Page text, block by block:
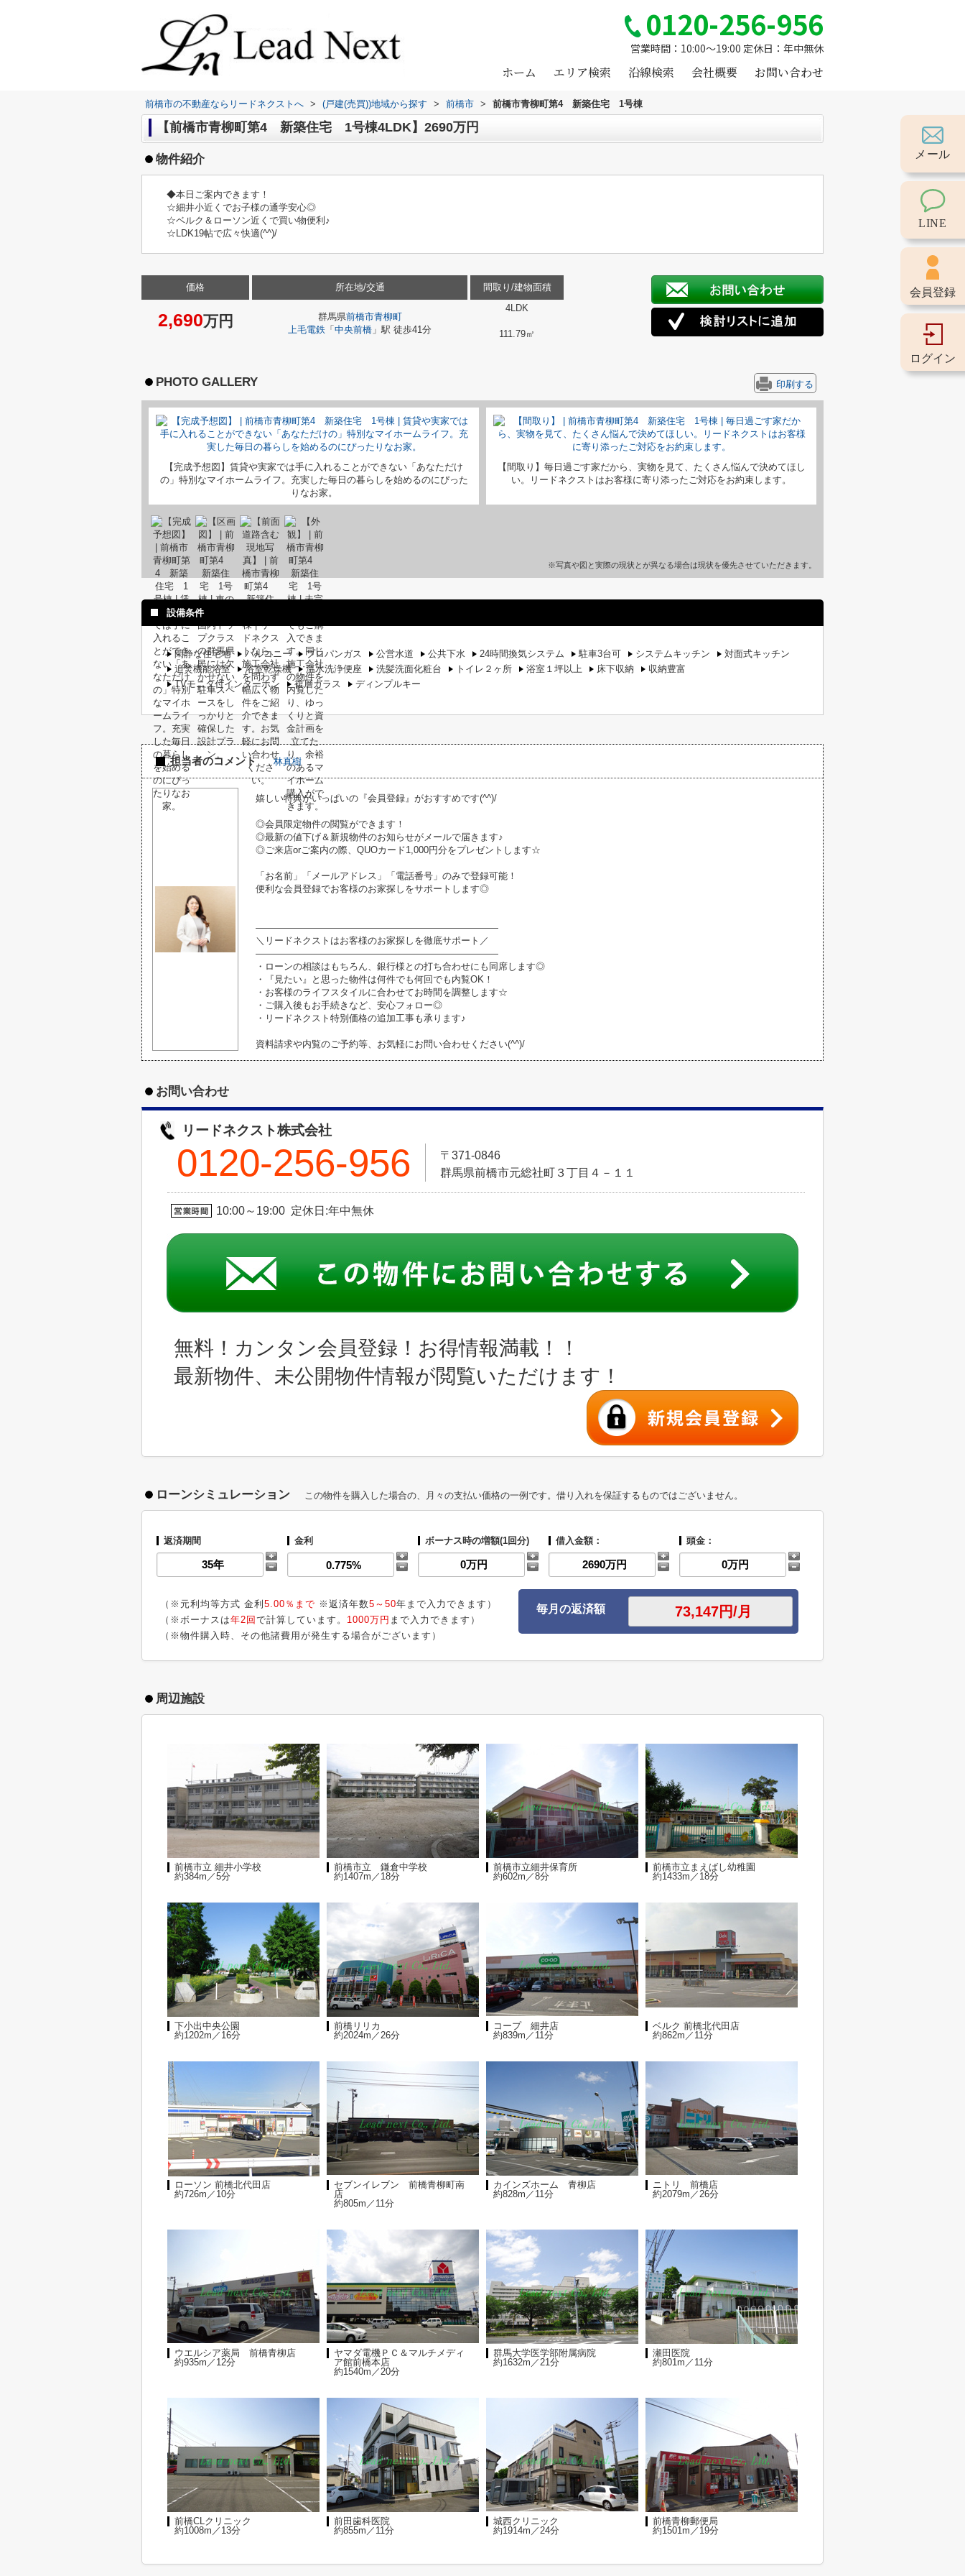
0120-256-956
営業時間：10:00～19:00 定休日：年中無休
ホーム エリア検索 沿線検索 会社概要 お問い合わせ
前橋市の不動産ならリードネクストへ > (戸建(売買))地域から探す > 前橋市 > 前橋市青柳町第4 新築住宅 1号棟
【前橋市青柳町第4 新築住宅 1号棟4LDK】2690万円
物件紹介
◆本日ご案内できます！
☆細井小近くでお子様の通学安心◎
☆ベルク＆ローソン近くで買い物便利♪
☆LDK19帖で広々快適(^^)/
価格
2,690万円
所在地/交通
群馬県前橋市青柳町
上毛電鉄 「 中央前橋 」駅 徒歩41分
間取り/建物面積
4LDK
111.79㎡
PHOTO GALLERY 印刷する
【完成予想図】賃貸や実家では手に入れることができない「あなただけ
の」特別なマイホームライフ。充実した毎日の暮らしを始めるのにぴった
りなお家。
【間取り】毎日過ごす家だから、実物を見て、たくさん悩んで決めてほし
い。リードネクストはお客様に寄り添ったご対応をお約束します。
※写真や図と実際の現状とが異なる場合は現状を優先させていただきます。
設備条件
閑静な住宅地 バルコニー プロパンガス 公営水道 公共下水 24時間換気システム 駐車3台可 システムキッチン
対面式キッチン
追焚機能浴室
浴室乾燥機 温水洗浄便座 洗髪洗面化粧台 トイレ２ヶ所 浴室１坪以上 床下収納
収納豊富
TVモニタ付インターホン
複層ガラス ディンプルキー
担当者のコメント 林真樹
嬉しい特典がいっぱいの『会員登録』がおすすめです(^^)/
◎会員限定物件の閲覧ができます！
◎最新の値下げ＆新規物件のお知らせがメールで届きます♪
◎ご来店orご案内の際、QUOカード1,000円分をプレゼントします☆
「お名前」「メールアドレス」「電話番号」のみで登録可能！
便利な会員登録でお客様のお家探しをサポートします◎
――――――――――――――――――――――――――
＼リードネクストはお客様のお家探しを徹底サポート／
――――――――――――――――――――――――――
・ローンの相談はもちろん、銀行様との打ち合わせにも同席します◎
・『見たい』と思った物件は何件でも何回でも内覧OK！
・お客様のライフスタイルに合わせてお時間を調整します☆
・ご購入後もお手続きなど、安心フォロー◎
・リードネクスト特別価格の追加工事も承ります♪
資料請求や内覧のご予約等、お気軽にお問い合わせください(^^)/
お問い合わせ
リードネクスト株式会社
0120-256-956
〒371-0846
群馬県前橋市元総社町３丁目４－１１
10:00～19:00 定休日:年中無休
無料！カンタン会員登録！お得情報満載！！
最新物件、未公開物件情報が閲覧いただけます！
ローンシミュレーション この物件を購入した場合の、月々の支払い価格の一例です。借り入れを保証するものではございません。
返済期間 金利 ボーナス時の増額(1回分) 借入金額： 頭金：
（※元利均等方式 金利 5.00％まで ※返済年数5～50年まで入力できます）
（※ボーナスは年2回 で計算しています。 1000万円 まで入力できます）
（※物件購入時、その他諸費用が発生する場合がございます）
毎月の返済額
周辺施設
前橋市立 細井小学校
約384m／5分
前橋市立 鎌倉中学校
約1407m／18分
前橋市立細井保育所
約602m／8分
前橋市立まえばし幼稚園
約1433m／18分
下小出中央公園
約1202m／16分
前橋リリカ
約2024m／26分
コープ 細井店
約839m／11分
ベルク 前橋北代田店
約862m／11分
ローソン 前橋北代田店
約726m／10分
セブンイレブン 前橋青柳町南
店
約805m／11分
カインズホーム 青柳店
約828m／11分
ニトリ 前橋店
約2079m／26分
ウエルシア薬局 前橋青柳店
約935m／12分
ヤマダ電機ＰＣ＆マルチメディ
ア館前橋本店
約1540m／20分
群馬大学医学部附属病院
約1632m／21分
瀬田医院
約801m／11分
前橋CLクリニック
約1008m／13分
前田歯科医院
約855m／11分
城西クリニック
約1914m／24分
前橋青柳郵便局
約1501m／19分
メール
LINE
会員登録
ログイン